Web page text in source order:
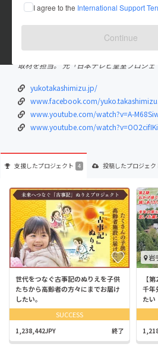
I agree to the International Support
Continue
在住国：日本 現在地：東京都
出身国：日本 出身地：青森県
皇室コメンテーター・キャスター 高清水
青森市出身 平成元年より秋篠宮家を中心
取材を担当。 元「日本テレビ皇室プロジェ
yukotakashimizu.jp/
www.facebook.com/
www.youtube.com/watch?v=A-
www.youtube.com/
支援したプロジェクト 4 投稿したプロジェク
世代をつなぐ古事記のぬりえを子供
たちから高齢者の方々にまでお届け
したい。
SUCCESS
1,238,442JPY 終了
岩
【
千年
たい